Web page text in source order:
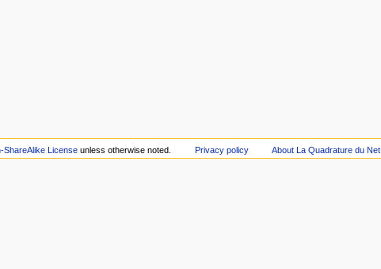
ShareAlike Licenseunless otherwise noted. Privacy policy About La Quadrature du Net